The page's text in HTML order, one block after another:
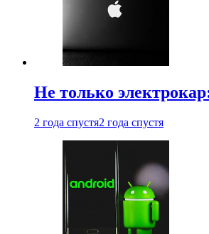
Не только
2 года спустя2 года спустя